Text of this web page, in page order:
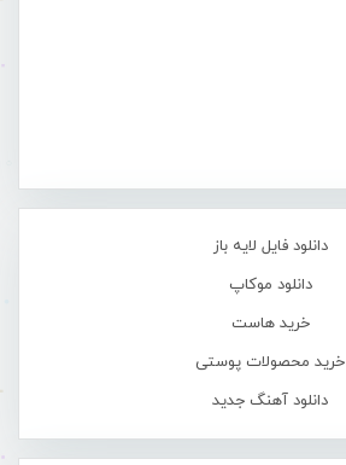
دانلود فایل لایه باز
دانلود موکاپ
خرید هاست
خرید محصولات پوستی
دانلود آهنگ جدید